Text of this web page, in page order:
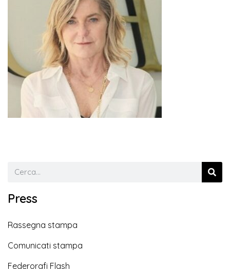
Press
Rassegna stampa
Comunicati stampa
Federorafi Flash